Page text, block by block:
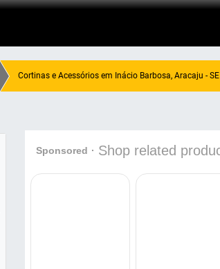
Cortinas e Acessórios em Inácio Barbosa, Aracaju - SE